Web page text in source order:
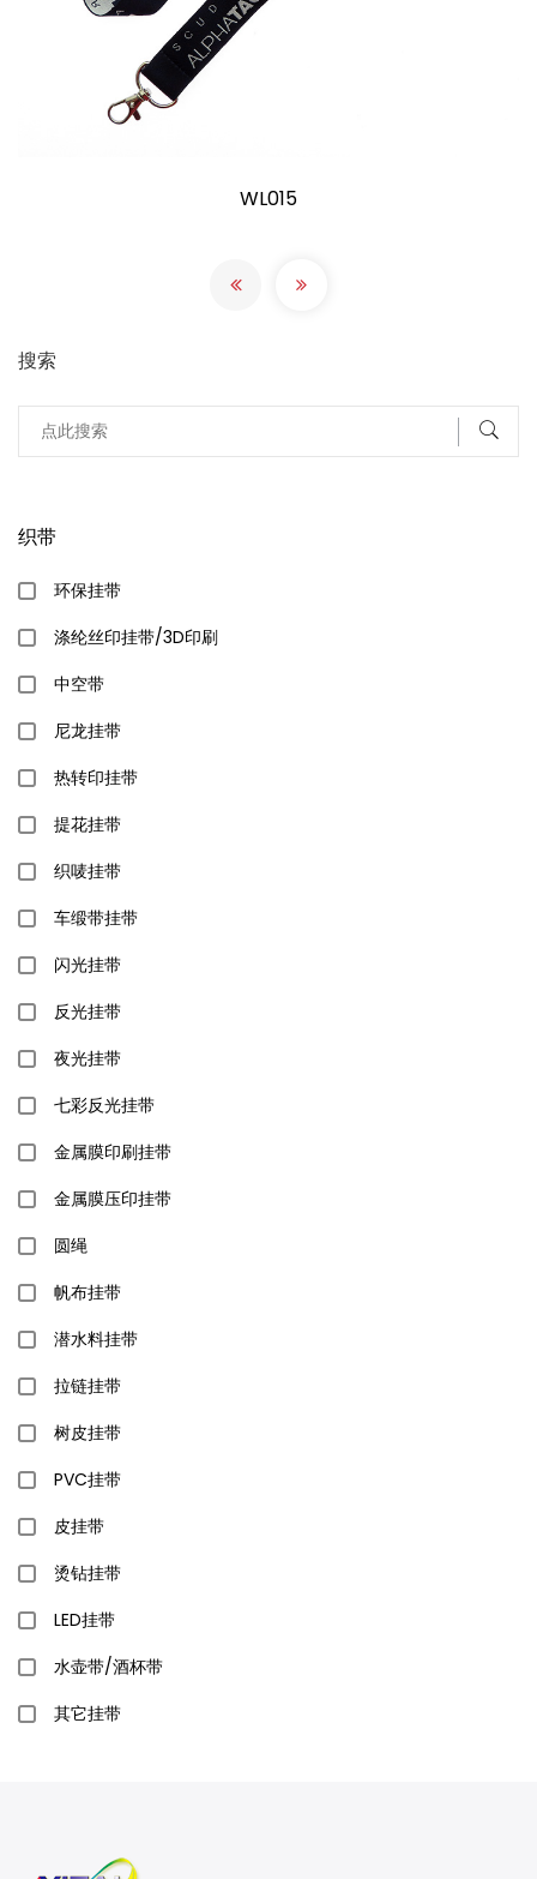
WL015
搜索
织带
环保挂带
涤纶丝印挂带/3D印刷
中空带
尼龙挂带
热转印挂带
提花挂带
织唛挂带
车缎带挂带
闪光挂带
反光挂带
夜光挂带
七彩反光挂带
金属膜印刷挂带
金属膜压印挂带
圆绳
帆布挂带
潜水料挂带
拉链挂带
树皮挂带
PVC挂带
皮挂带
烫钻挂带
LED挂带
水壶带/酒杯带
其它挂带